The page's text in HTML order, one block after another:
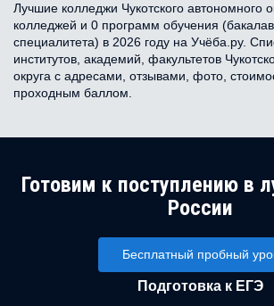
Лучшие колледжи Чукотского автономного
колледжей и 0 программ обучения
специалитета) в 2026 году на Учёба.ру.
институтов, академий, факультетов
округа с адресами, отзывами, фото,
проходным баллом.
Готовим к поступлению в
России
Бесплатный пробный
Подготовка к ЕГЭ